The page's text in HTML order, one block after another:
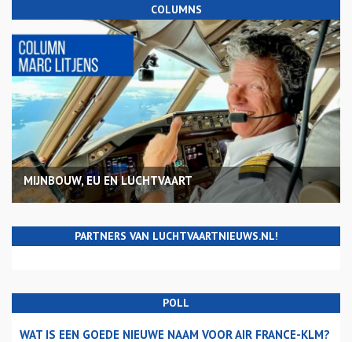
COLUMNS
MIJNBOUW, EU EN LUCHTVAART
PARTNERS VAN LUCHTVAARTNIEUWS.NL!
POLL
WAT IS EEN GOEDE NIEUWE NAAM VOOR AIR FRANCE-KLM?